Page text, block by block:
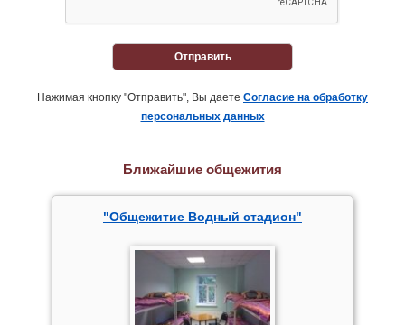
Отправить
Нажимая кнопку "Отправить", Вы даете Согласие на обработку
персональных данных
Ближайшие общежития
"Общежитие Водный стадион"